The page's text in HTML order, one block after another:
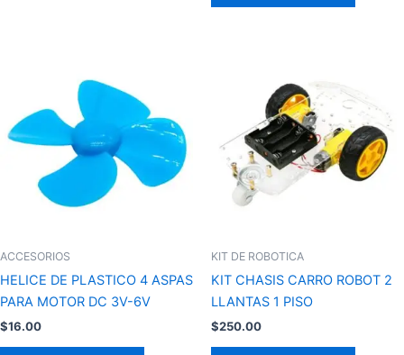
ACCESORIOS
HELICE DE PLASTICO 4 ASPAS
PARA MOTOR DC 3V-6V
$16.00
KIT DE ROBOTICA
KIT CHASIS CARRO ROBOT 2
LLANTAS 1 PISO
$250.00